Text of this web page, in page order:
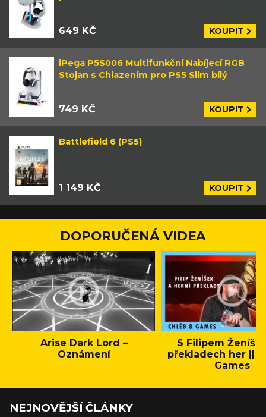
649 KČ KOUPIT
iPega P5S006 Multifunkční Nabíjecí RGB
Stojan s Chlazením pro PS5 Slim bílý
749 KČ KOUPIT
Battlefield 6 (PS5)
1 149 KČ KOUPIT
DOPORUČENÁ VIDEA
Arise Dark Lord –
Oznámení
S Filipem
překladech her ||
Games
NEJNOVĚJŠÍ ČLÁNKY